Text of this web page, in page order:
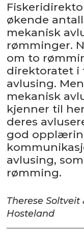
økende
mekanisk
rømminger.
om to
direktoratet i
avlusing.
mekanisk
kjenner til
deres
god
avlusing,
rømming.
Therese Soltveit
Hosteland